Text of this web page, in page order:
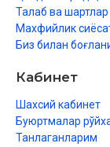
Талаб ва шартлар
Махфийлик
Биз билан
Кабинет
Шахсий кабинет
Буюртмалар
Танлаганларим